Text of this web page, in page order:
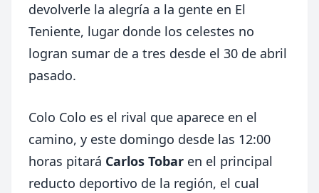
devolverle la alegría a la gente en El
Teniente, lugar donde los celestes no
logran sumar de a tres desde el 30 de abril
pasado.
Colo Colo es el rival que aparece en el
camino, y este domingo desde las 12:00
horas pitará Carlos Tobar en el principal
reducto deportivo de la región, el cual